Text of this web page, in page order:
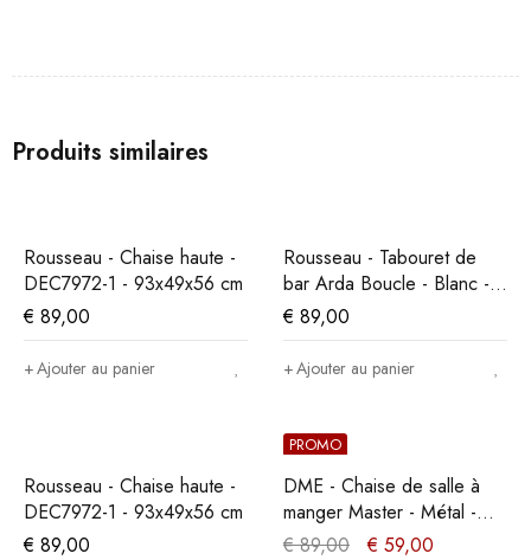
Produits similaires
Rousseau - Chaise haute -
DEC7972-1 - 93x49x56 cm
€ 89,00
Ajouter au panier
Rousseau - Tabouret de
bar Arda Boucle - Blanc -
86x49x46 cm
€ 89,00
Ajouter au panier
Rousseau - Chaise haute -
DEC7972-1 - 93x49x56 cm
€ 89,00
PROMO
DME - Chaise de salle à
manger Master - Métal -
Noir - 35x86x36cm
€89,00 € 59,00